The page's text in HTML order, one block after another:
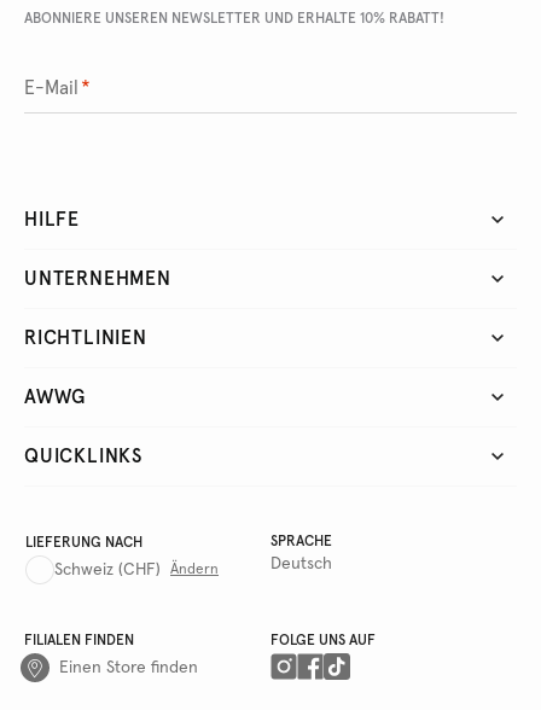
ABONNIERE UNSEREN NEWSLETTER UND ERHALTE 10% RABATT!
E-Mail *
HILFE
UNTERNEHMEN
RICHTLINIEN
AWWG
QUICKLINKS
LIEFERUNG NACH
Schweiz (CHF) Ändern
SPRACHE
Deutsch
FILIALEN FINDEN
Einen Store finden
FOLGE UNS AUF